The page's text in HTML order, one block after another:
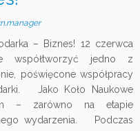
– Biznes! 12 czerwca
współtworzyć jedno z
poświęcone współpracy
Jako Koło Naukowe
– zarówno na etapie
wydarzenia. Podczas